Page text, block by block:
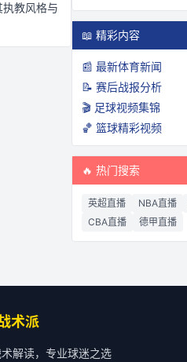
教风格与
📖 精彩内容
📰 最新体育新闻
📝 赛后战报分析
🎬 足球视频集锦
🏀 篮球精彩视频
🔥 热门搜索
英超直播 NBA直播
CBA直播
德甲直播
术派
解读，专业球迷之选